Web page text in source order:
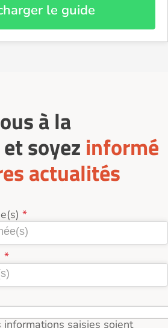
le guide
à la
et soyez informé
actualités
informations saisies soient